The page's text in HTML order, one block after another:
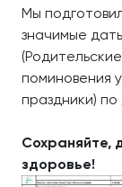
Мы
значимые
поминовения
праздники)
Сохраняйте,
здоровье!